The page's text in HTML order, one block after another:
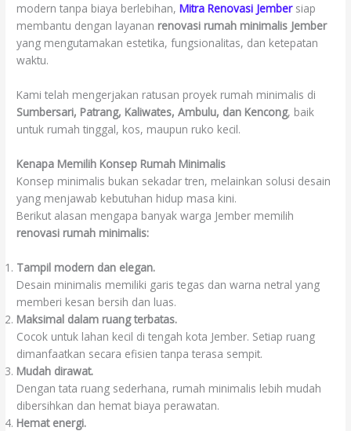
modern tanpa biaya berlebihan,Mitra Renovasi Jembersiap
membantu dengan layanan renovasi rumah minimalis Jember
yang mengutamakan estetika, fungsionalitas, dan ketepatan
waktu.
Kami telah mengerjakan ratusan proyek rumah minimalis di
Sumbersari, Patrang, Kaliwates, Ambulu, dan Kencong, baik
untuk rumah tinggal, kos, maupun ruko kecil.
Kenapa Memilih Konsep Rumah Minimalis
Konsep minimalis bukan sekadar tren, melainkan solusi desain
yang menjawab kebutuhan hidup masa kini.
Berikut alasan mengapa banyak warga Jember memilih
renovasi rumah minimalis:
Tampil modern dan elegan.
Desain minimalis memiliki garis tegas dan warna netral yang
memberi kesan bersih dan luas.
Maksimal dalam ruang terbatas.
Cocok untuk lahan kecil di tengah kota Jember. Setiap ruang
dimanfaatkan secara efisien tanpa terasa sempit.
Mudah dirawat.
Dengan tata ruang sederhana, rumah minimalis lebih mudah
dibersihkan dan hemat biaya perawatan.
Hemat energi.